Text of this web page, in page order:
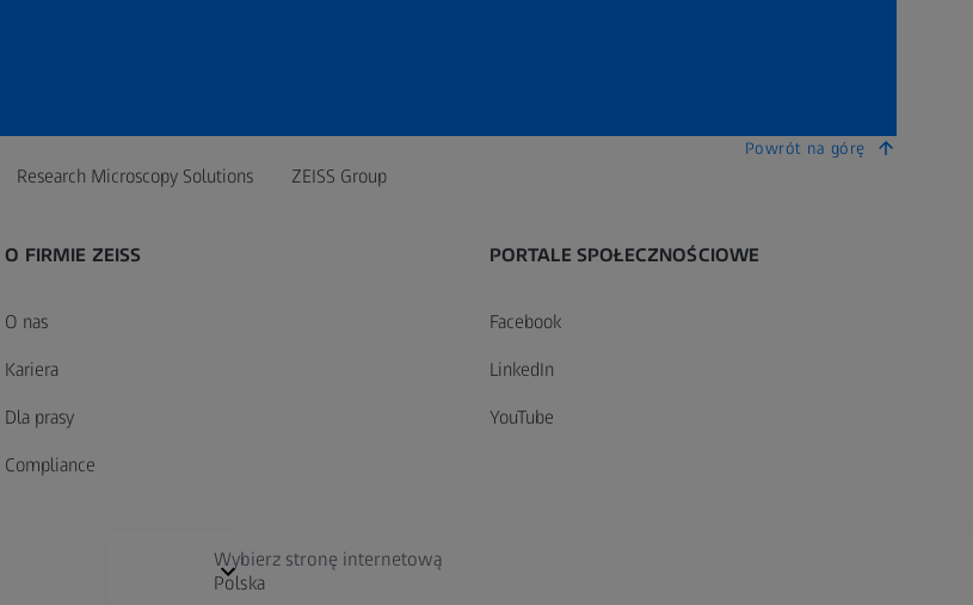
Powrót na górę
Research Microscopy Solutions ZEISS Group
O FIRMIE ZEISS
O nas
Kariera
Dla prasy
Compliance
PORTALE SPOŁECZNOŚCIOWE
Facebook
LinkedIn
YouTube
Wybierz stronę internetową
Polska